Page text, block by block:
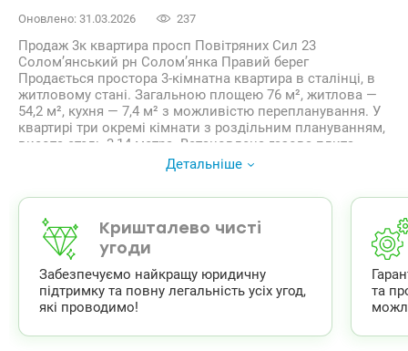
Оновлено: 31.03.2026 237
Продаж 3к квартира просп Повітряних Сил 23
Солом’янський рн Солом’янка Правий берег
Продається простора 3-кімнатна квартира в сталінці, в
житловому стані. Загальною площею 76 м², житлова —
54,2 м², кухня — 7,4 м² з можливістю перепланування. У
квартирі три окремі кімнати з роздільним плануванням,
висота стель 3,14 метра. Встановлена газова плита,
гаряча вода — через газову колонку, є газовий
разом з меблями та тахнікою.
Будинок цегляний, з міцними стінами та класичною
архітектурою, характерною для сталінок. Теплий, із
широкими під’їздами та високими стелями у загальних
приміщеннях. Добре доглянута прибудинкова територія.
Розташування забезпечує зручний доступ до всієї
міської інфраструктури: поряд магазини, кафе, школи,
дитячі садочки, поліклініки та громадський транспорт.
Зручна транспортна розв’язка дозволяє швидко
дістатися в будь-яку частину міста.
Детальніше
Кришталево чисті
угоди
Забезпечуємо найкращу юридичну
підтримку та повну легальність усіх угод,
які проводимо!
та